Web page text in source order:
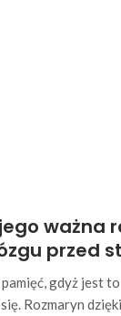
ważna
przed
gdyż jest
Rozmaryn